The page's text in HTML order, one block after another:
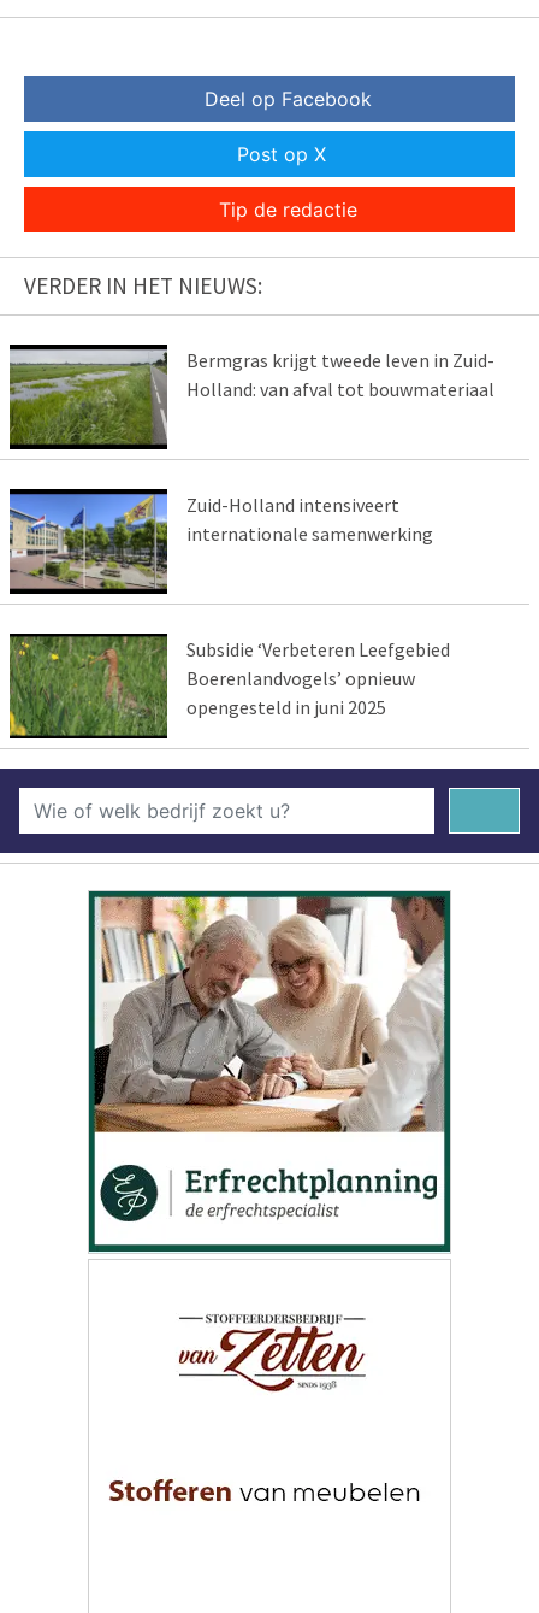
Deel op Facebook
Post op X
Tip de redactie
VERDER IN HET NIEUWS:
Bermgras krijgt tweede leven in Zuid-
Holland: van afval tot bouwmateriaal
Zuid-Holland intensiveert
internationale samenwerking
Subsidie ‘Verbeteren Leefgebied
Boerenlandvogels’ opnieuw
opengesteld in juni 2025